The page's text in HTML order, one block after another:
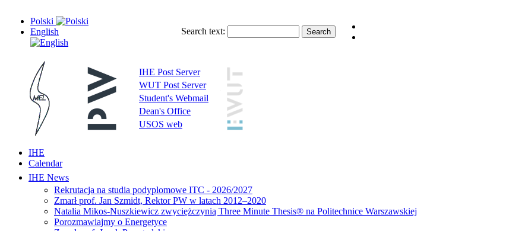
Polski
English
Search text:
IHE Post Server
WUT Post Server
Student's Webmail
Dean's Office
USOS web
IHE
Calendar
IHE News
Rekrutacja na studia podyplomowe ITC - 2026/2027
Zmarł prof. Jan Szmidt, Rektor PW w latach 2012–2020
Natalia Mikos-Nuszkiewicz zwyciężczynią Three Minute Thesis® na Politechnice Warszawskiej
Porozmawiajmy o Energetyce